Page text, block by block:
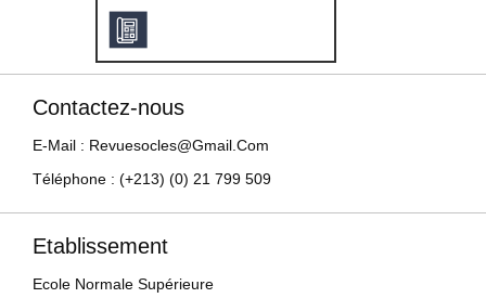
Contactez-nous
E-Mail : Revuesocles@gmail.com
Téléphone : (+213) (0) 21 799 509
Etablissement
Ecole Normale Supérieure